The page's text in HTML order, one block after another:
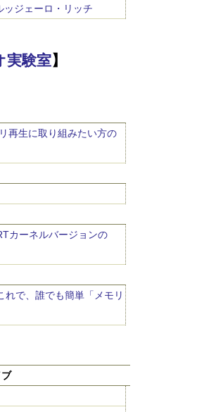
ッジェーロ・リッチ
実験室】
再生に取り組みたい方の
カーネルバージョンの
れで、誰でも簡単「メモリ